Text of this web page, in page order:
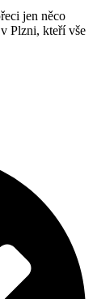
jen něco
Plzni, kteří vše